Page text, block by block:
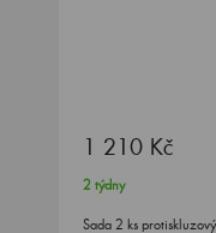
1 210 Kč
2 týdny
Sada 2 ks